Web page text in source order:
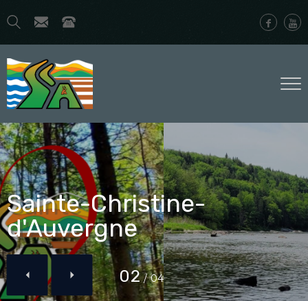
Sainte-Christine-
d'Auvergne
02/04